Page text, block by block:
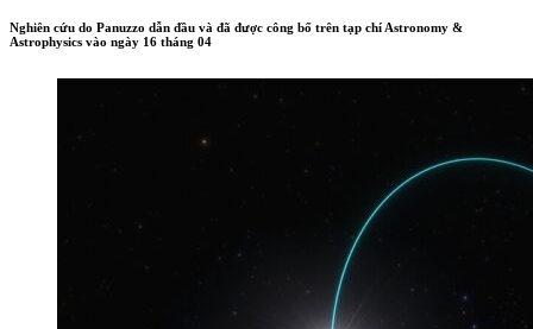
Nghiên cứu do Panuzzo dẫn đầu và đã được công bố trên tạp chí Astronomy &
Astrophysics vào ngày 16 tháng 04